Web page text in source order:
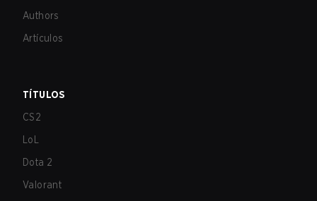
Authors
Artículos
TÍTULOS
CS2
LoL
Dota 2
Valorant